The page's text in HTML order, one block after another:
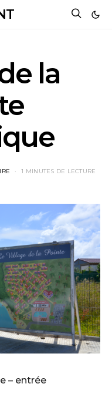
la
1 MINUTES DE LECTURE
– entrée